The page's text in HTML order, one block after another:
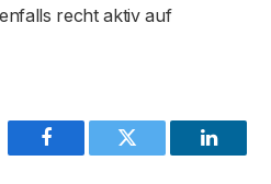
recht aktiv auf
Facebook Twitter LinkedIn